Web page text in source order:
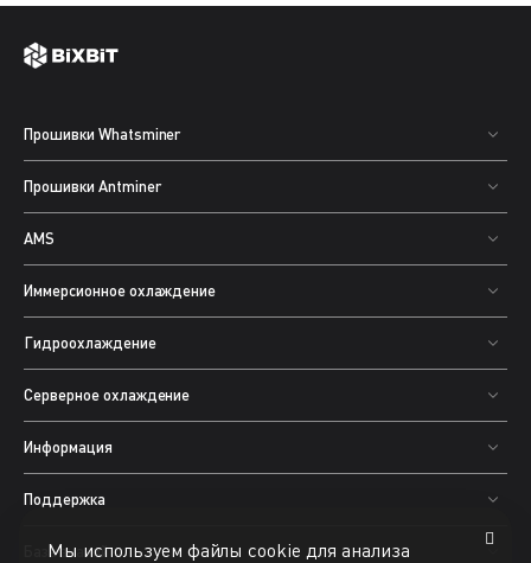
Прошивки Whatsminer
Прошивки Antminer
AMS
Иммерсионное охлаждение
Гидроохлаждение
Серверное охлаждение
Информация
Поддержка
База знаний
Мы используем файлы cookie для анализа